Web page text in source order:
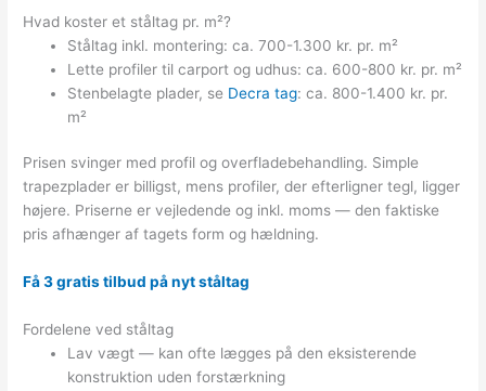
Hvad koster et ståltag pr. m²?
Ståltag inkl. montering: ca. 700-1.300 kr. pr. m²
Lette profiler til carport og udhus: ca. 600-800 kr. pr. m²
Stenbelagte plader, se Decra tag: ca. 800-1.400 kr. pr.
m²
Prisen svinger med profil og overfladebehandling. Simple
trapezplader er billigst, mens profiler, der efterligner tegl, ligger
højere. Priserne er vejledende og inkl. moms — den faktiske
pris afhænger af tagets form og hældning.
Få 3 gratis tilbud på nyt ståltag
Fordelene ved ståltag
Lav vægt — kan ofte lægges på den eksisterende
konstruktion uden forstærkning